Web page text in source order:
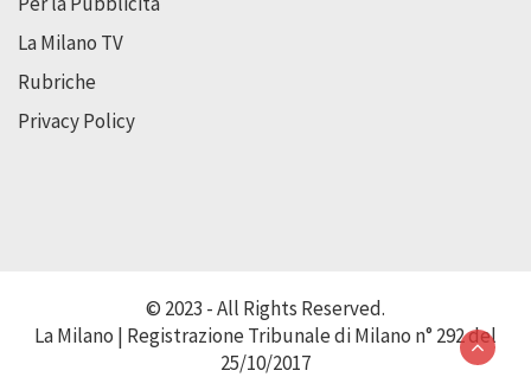
La Milano TV
Rubriche
Privacy Policy
© 2023 - All Rights Reserved.
La Milano | Registrazione Tribunale di Milano n° 292 del
25/10/2017